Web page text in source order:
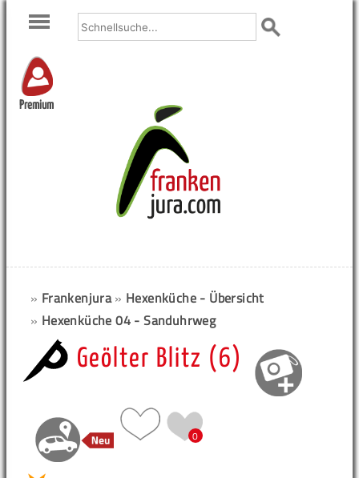
Premium
» Frankenjura» Hexenküche - Übersicht
» Hexenküche 04 - Sanduhrweg
Geölter Blitz (6)
0